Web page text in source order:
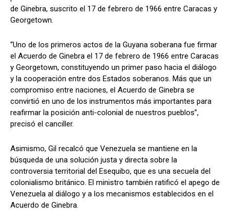
de Ginebra, suscrito el 17 de febrero de 1966 entre Caracas y
Georgetown.
“Uno de los primeros actos de la Guyana soberana fue firmar
el Acuerdo de Ginebra el 17 de febrero de 1966 entre Caracas
y Georgetown, constituyendo un primer paso hacia el diálogo
y la cooperación entre dos Estados soberanos. Más que un
compromiso entre naciones, el Acuerdo de Ginebra se
convirtió en uno de los instrumentos más importantes para
reafirmar la posición anti-colonial de nuestros pueblos”,
precisó el canciller.
Asimismo, Gil recalcó que Venezuela se mantiene en la
búsqueda de una solución justa y directa sobre la
controversia territorial del Esequibo, que es una secuela del
colonialismo británico. El ministro también ratificó el apego de
Venezuela al diálogo y a los mecanismos establecidos en el
Acuerdo de Ginebra.